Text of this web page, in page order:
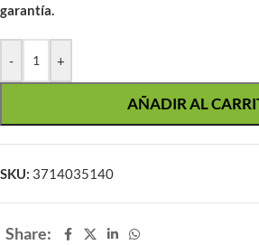
garantía.
- +
AÑADIR AL
SKU: 3714035140
Share: